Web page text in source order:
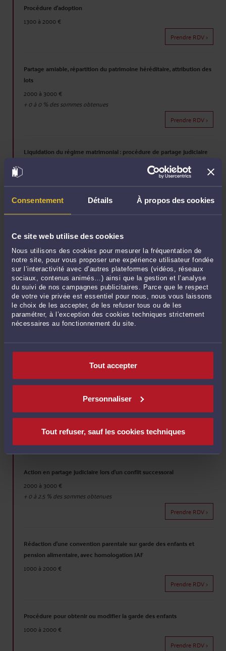
Consentement Détails À propos des cookies
Ce site web utilise des cookies
Nous utilisons des cookies pour mesurer la fréquentation de
notre site, pour vous proposer une expérience utilisateur fondée
sur l’interactivité avec d’autres plateformes (vidéos, réseaux
sociaux, contenus animés…) ainsi que la gestion et l’analyse
du suivi de nos campagnes publicitaires. Parce que le respect
de votre vie privée est essentiel pour nous, nous vous laissons
le choix de les accepter, de les refuser tous ou de les
paramétrer, à l’exception des cookies techniques strictement
nécessaires au fonctionnement du site.
Tout accepter
Personnaliser
Tout refuser, sauf les cookies techniques
Procédure d'adoption
1300 à 2000 €
Prendre RDV >
Partage amiable, répartition du patrimoine héréditaire, attribution des
lots
2000 à 3000 €
+0 à 0% des sommes obtenues
Prendre RDV >
Liquidation du régime matrimonial : procédure de partage judiciaire
partage du patrimoine commun
2000 à 3000 €
+ 0 à 2.5 % de l'actif brut commun
Prendre RDV >
Action judiciaire pour contester une donation déguisée (action en
réduction)
+0 à 2.5% des sommes récupérées
Action en recel successoral (détournement de biens composant le
patrimoine successoral)
2000 à 3000 €
Prendre RDV >
Action en partage judiciaire lors d'un conflit successoral
2000 à 3000 €
+0 à 2.5% des sommes obtenues
Prendre RDV >
Rédaction d'une convention parentale sur garde des enfants et
pension alimentaire, avec homologation JAF
1000 à 2000 €
Prendre RDV >
Procédure pour obtenir ou modifier la garde des enfants
1000 à 2000 €
Prendre RDV >